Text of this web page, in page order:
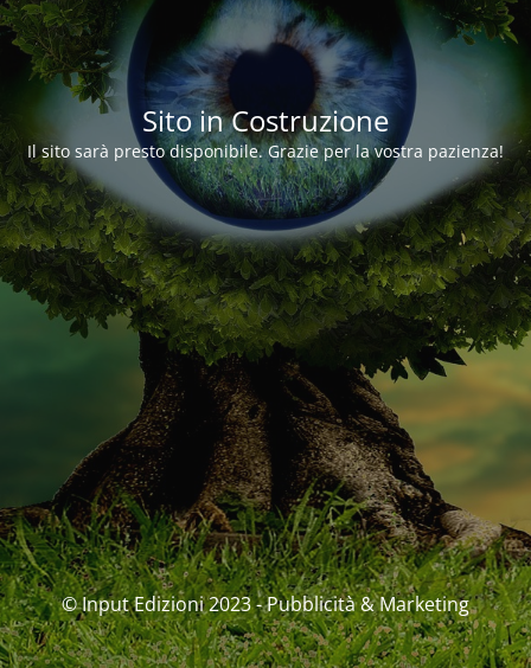
Sito in Costruzione
Il sito sarà presto disponibile. Grazie per la vostra pazienza!
© Input Edizioni 2023 - Pubblicità & Marketing